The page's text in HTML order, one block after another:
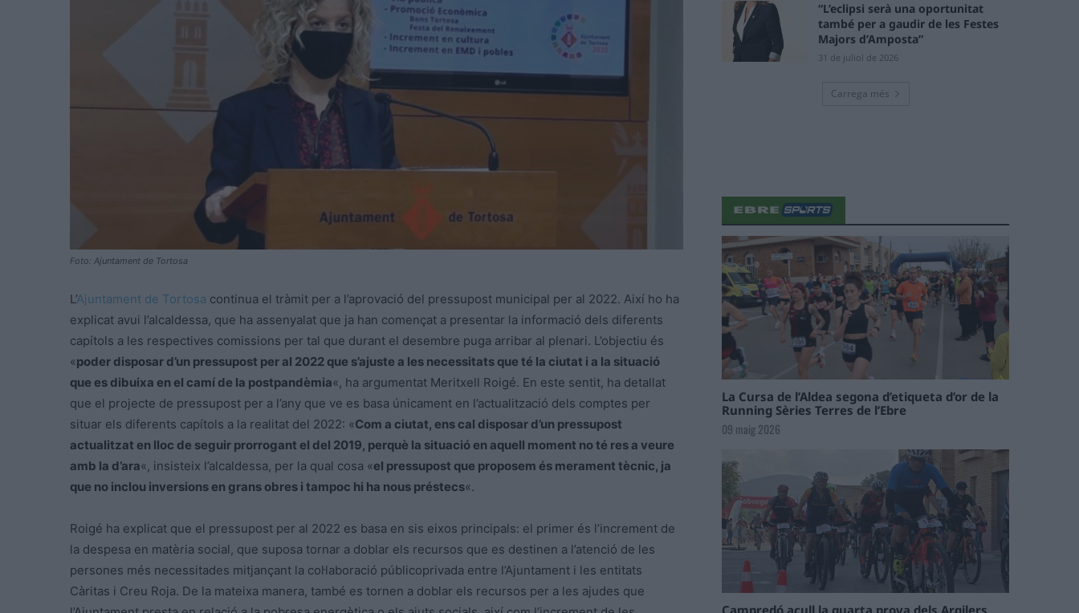
Foto: Ajuntament de Tortosa
L’ Ajuntament de Tortosa continua el tràmit per a l’aprovació del pressupost municipal per al 2022. Així ho ha
explicat avui l’alcaldessa, que ha assenyalat que ja han començat a presentar la informació dels diferents
capítols a les respectives comissions per tal que durant el desembre puga arribar al plenari. L’objectiu és
«poder disposar d’un pressupost per al 2022 que s’ajuste a les necessitats que té la ciutat i a la situació
que es dibuixa en el camí de la postpandèmia«, ha argumentat Meritxell Roigé. En este sentit, ha detallat
que el projecte de pressupost per a l’any que ve es basa únicament en l’actualització dels comptes per
situar els diferents capítols a la realitat del 2022: «Com a ciutat, ens cal disposar d’un pressupost
actualitzat en lloc de seguir prorrogant el del 2019, perquè la situació en aquell moment no té res a veure
amb la d’ara«, insisteix l’alcaldessa, per la qual cosa «el pressupost que proposem és merament tècnic, ja
que no inclou inversions en grans obres i tampoc hi ha nous préstecs«.
Roigé ha explicat que el pressupost per al 2022 es basa en sis eixos principals: el primer és l’increment de
la despesa en matèria social, que suposa tornar a doblar els recursos que es destinen a l’atenció de les
persones més necessitades mitjançant la col·laboració públicoprivada entre l’Ajuntament i les entitats
Càritas i Creu Roja. De la mateixa manera, també es tornen a doblar els recursos per a les ajudes que
“L’eclipsi serà una oportunitat
també per a gaudir de les Festes
Majors d’Amposta”
31 de juliol de 2026
Carrega més
La Cursa de l’Aldea segona d’etiqueta d’or de la
Running Sèries Terres de l’Ebre
09 maig 2026
Campredó acull la quarta prova dels Argilers